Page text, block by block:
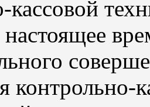
кассовой
контрольно-